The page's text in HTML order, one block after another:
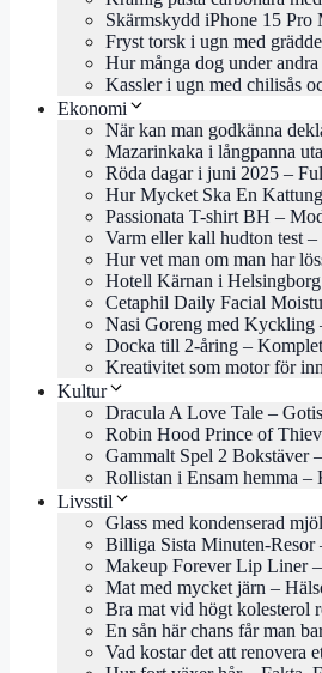
Skärmskydd iPhone 15 Pro
Fryst torsk i ugn med
Hur många dog under
Kassler i ugn med chilisås
Ekonomi
När kan man godkänna
Mazarinkaka i långpanna
Röda dagar i juni 2025 –
Hur Mycket Ska En
Passionata T-shirt BH –
Varm eller kall hudton test
Hur vet man om man har
Hotell Kärnan i
Cetaphil Daily Facial
Nasi Goreng med Kyckling
Docka till 2-åring –
Kreativitet som motor för
Kultur
Dracula A Love Tale –
Robin Hood Prince of
Gammalt Spel 2 Bokstäver
Rollistan i Ensam hemma –
Livsstil
Glass med kondenserad
Billiga Sista Minuten-Resor
Makeup Forever Lip Liner
Mat med mycket järn –
Bra mat vid högt kolesterol
En sån här chans får man
Vad kostar det att renovera